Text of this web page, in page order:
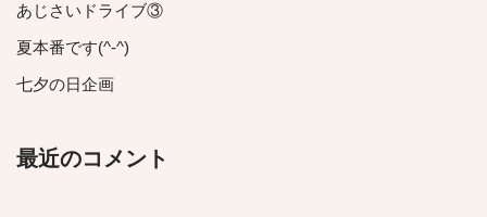
あじさいドライブ③
夏本番です(^-^)
七夕の日企画
最近のコメント